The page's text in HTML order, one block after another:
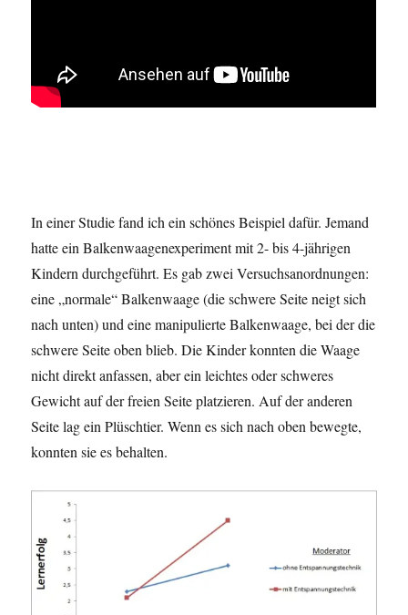
In einer Studie fand ich ein schönes Beispiel dafür. Jemand
hatte ein Balkenwaagenexperiment mit 2- bis 4-jährigen
Kindern durchgeführt. Es gab zwei Versuchsanordnungen:
eine „normale“ Balkenwaage (die schwere Seite neigt sich
nach unten) und eine manipulierte Balkenwaage, bei der die
schwere Seite oben blieb. Die Kinder konnten die Waage
nicht direkt anfassen, aber ein leichtes oder schweres
Gewicht auf der freien Seite platzieren. Auf der anderen
Seite lag ein Plüschtier. Wenn es sich nach oben bewegte,
konnten sie es behalten.